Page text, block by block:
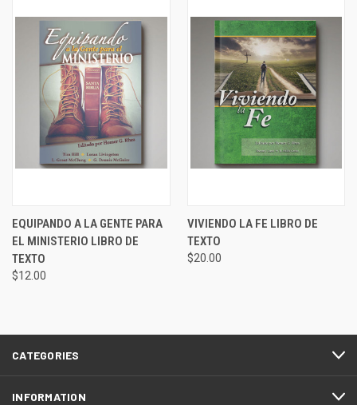
EQUIPANDO A LA GENTE PARA
EL MINISTERIO LIBRO DE
TEXTO
$12.00
VIVIENDO LA FE LIBRO DE
TEXTO
$20.00
CATEGORIES
INFORMATION